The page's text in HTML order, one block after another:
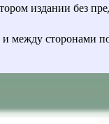
издании без
между сторонами